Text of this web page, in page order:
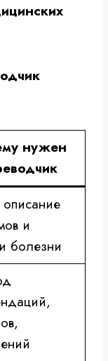
нужен
и
болезни